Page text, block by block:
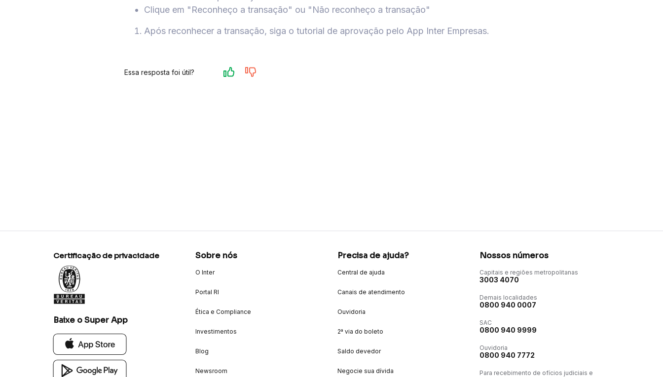
Clique em "Reconheço a transação" ou "Não reconheço a transação"
Após reconhecer a transação, siga o tutorial de aprovação pelo App Inter Empresas.
Essa resposta foi útil?
Certificação de privacidade
Baixe o Super App
Sobre nós
O Inter
Portal RI
Ética e Compliance
Investimentos
Blog
Newsroom
Precisa de ajuda?
Central de ajuda
Canais de atendimento
Ouvidoria
2ª via do boleto
Saldo devedor
Negocie sua dívida
Nossos números
Capitais e regiões metropolitanas
3003 4070
Demais localidades
0800 940 0007
SAC
0800 940 9999
Ouvidoria
0800 940 7772
Para recebimento de ofícios judiciais e